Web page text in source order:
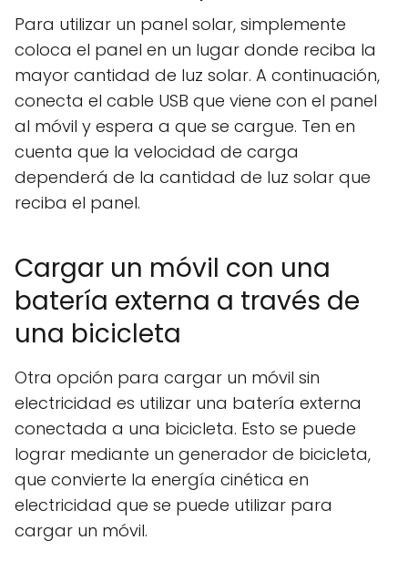
Para utilizar un panel solar, simplemente
coloca el panel en un lugar donde reciba la
mayor cantidad de luz solar. A continuación,
conecta el cable USB que viene con el panel
al móvil y espera a que se cargue. Ten en
cuenta que la velocidad de carga
dependerá de la cantidad de luz solar que
reciba el panel.
Cargar un móvil con una
batería externa a través de
una bicicleta
Otra opción para cargar un móvil sin
electricidad es utilizar una batería externa
conectada a una bicicleta. Esto se puede
lograr mediante un generador de bicicleta,
que convierte la energía cinética en
electricidad que se puede utilizar para
cargar un móvil.